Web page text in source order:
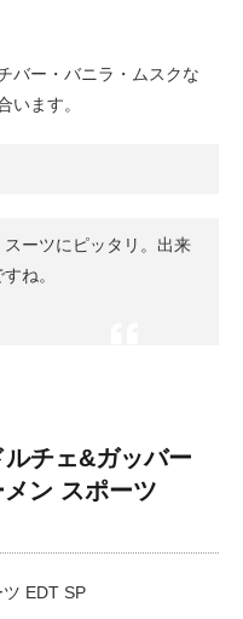
バー・バニラ・ムスクな
います。
ーツにピッタリ。出来
ね。
チェ&ガッバー
ン スポーツ
EDT SP